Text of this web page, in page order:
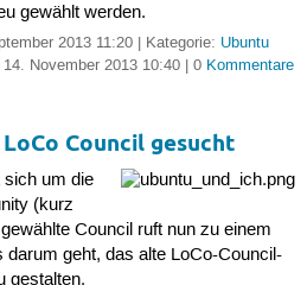
gewählt werden.
2013 11:20 | Kategorie: Ubuntu
November 2013 10:40 | 0 Kommentare
Council gesucht
um die
(kurz
Council ruft nun zu einem
geht, das alte LoCo-Council-
gestalten.